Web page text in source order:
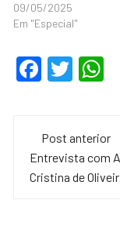
09/05/2025
Em "Especial"
F
e
b
T
er s
A
Post anterior
Entrevista com
Cristina de